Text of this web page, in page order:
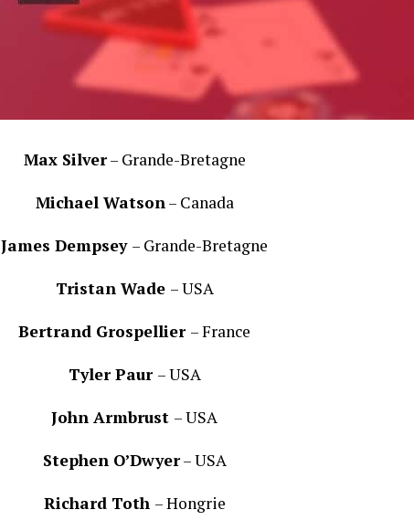
Max Silver– Grande-Bretagne
Michael Watson– Canada
James Dempsey – Grande-Bretagne
Tristan Wade – USA
Bertrand Grospellier – France
Tyler Paur – USA
John Armbrust – USA
Stephen O’Dwyer– USA
Richard Toth – Hongrie